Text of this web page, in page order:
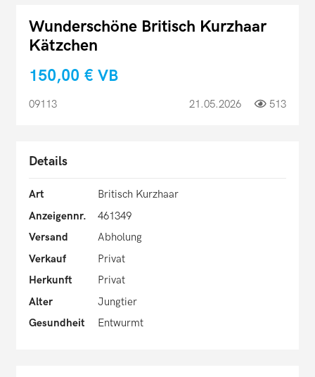
Wunderschöne Britisch Kurzhaar
Kätzchen
150,00 € VB
09113 21.05.2026 513
Details
Art
Britisch Kurzhaar
Anzeigennr.
461349
Versand
Abholung
Verkauf
Privat
Herkunft
Privat
Alter
Jungtier
Gesundheit
Entwurmt